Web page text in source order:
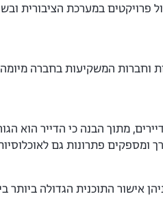
25 שנה בתכנון ערים ובניהול פרויקטים
וחברות המשקיעות בחברה
מתוך הבנה כי הדייר הוא
ומספקים פתרונות גם